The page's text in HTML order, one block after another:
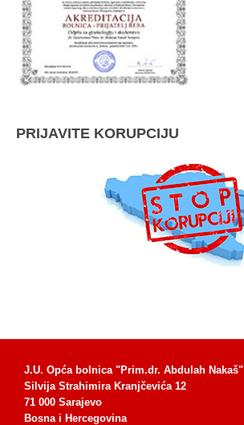
PRIJAVITE KORUPCIJU
J.U. Opća bolnica "Prim.dr. Abdulah Nakaš"
Silvija Strahimira Kranjčevića 12
71 000 Sarajevo
Bosna i Hercegovina